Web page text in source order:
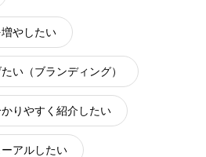
やしたい
い（ブランディング）
りやすく紹介したい
アルしたい